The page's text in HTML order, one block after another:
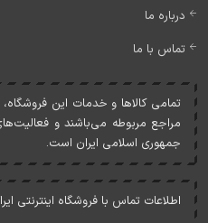
درباره ما
تماس با ما
تمامی کالاها و خدمات اين
مراجع مربوطه می‌باشند و
جمهوری اسلامی ايران است.
اطلاعات تماس با فروشگاه اینترنتی